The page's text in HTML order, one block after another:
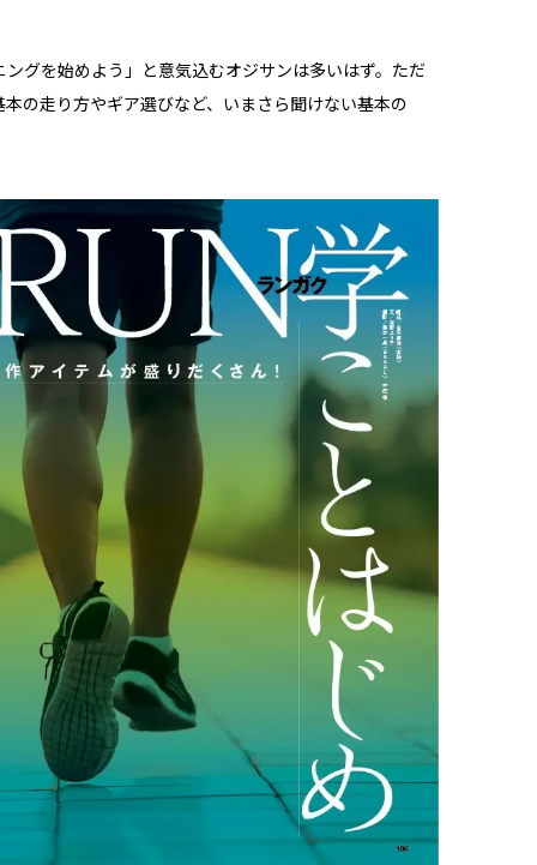
グを始めよう」と意気込むオジサンは多いはず。ただ
の走り方やギア選びなど、いまさら聞けない基本の